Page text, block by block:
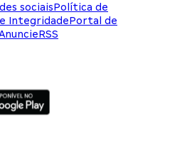
sociaisPolítica de
IntegridadePortal de
RSS